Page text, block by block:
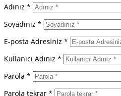
Adınız *
Soyadınız *
E-posta Adresiniz *
Kullanıcı Adınız *
Parola *
Parola tekrar *